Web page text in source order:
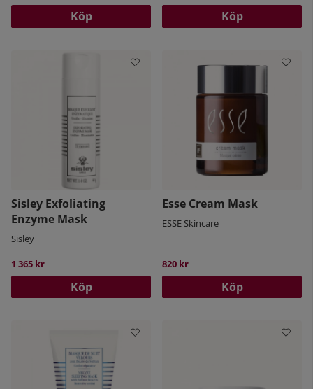
Köp Köp
Sisley Exfoliating
Enzyme Mask
Sisley
1 365 kr
Köp
Esse Cream Mask
ESSE Skincare
820 kr
Köp